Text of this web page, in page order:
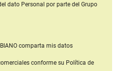
dato Personal por parte del Grupo
comparta mis datos
conforme su Política de